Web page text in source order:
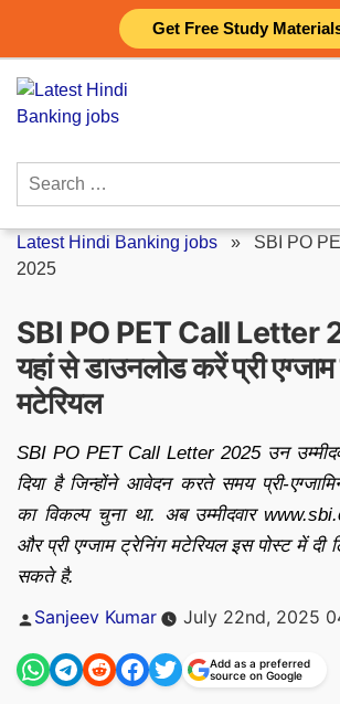
Get Free Study
content
Search
Latest Hindi Banking jobs » SBI PO
2025
SBI PO PET Call Letter
यहां से डाउनलोड करें प्री
मटेरियल
SBI PO PET Call Letter 2025 उन
दिया है जिन्होंने आवेदन करते समय प्री-
का विकल्प चुना था. अब उम्मीदवार
और प्री एग्जाम ट्रेनिंग मटेरियल इस पोस्ट में
सकते है.
Posted
Sanjeev Kumar July 22nd, 2025
Add as a preferred
source on Google